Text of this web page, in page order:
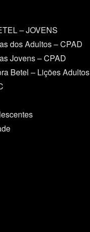
– JOVENS
dos Adultos – CPAD
Jovens – CPAD
Betel – Lições Adultos